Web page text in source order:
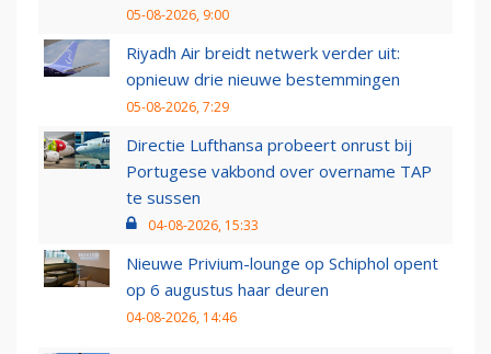
05-08-2026, 9:00
Riyadh Air breidt netwerk verder uit:
opnieuw drie nieuwe bestemmingen
05-08-2026, 7:29
Directie Lufthansa probeert onrust bij
Portugese vakbond over overname TAP
te sussen
04-08-2026, 15:33
Nieuwe Privium-lounge op Schiphol opent
op 6 augustus haar deuren
04-08-2026, 14:46